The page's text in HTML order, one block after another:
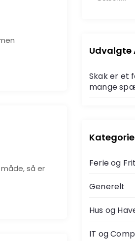
så er
h
o
r
Udvalgte
Skak er et
mange
Ferie og
Generelt
Hus og
IT og